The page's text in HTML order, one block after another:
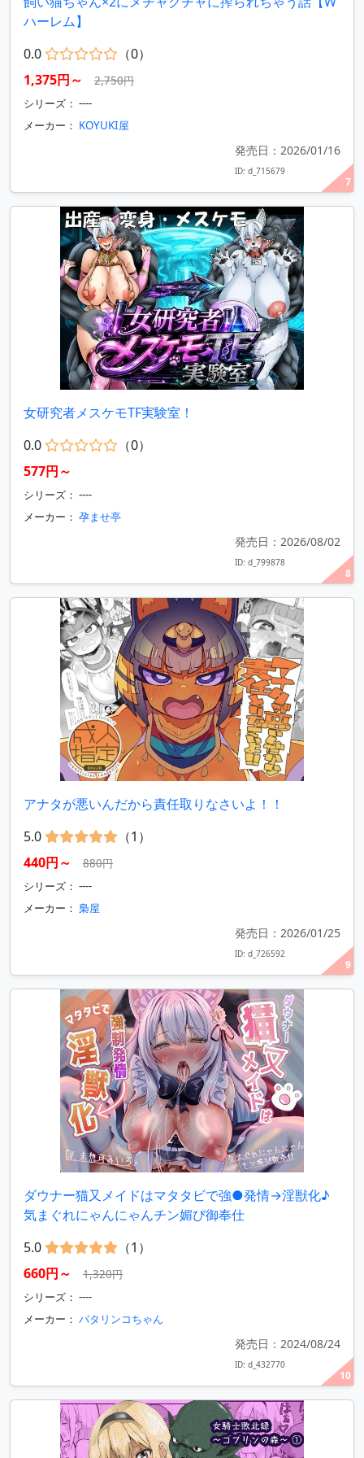
7
ハーレム】
0.0
（0）
1,375円～
2,750円
シリーズ： ----
メーカー： KOYUKI屋
発売日：2026/01/16
ID: d_715679
8
女研究者メスケモTF実験室！
0.0
（0）
577円～
シリーズ： ----
メーカー： 孕ませ亭
発売日：2026/08/02
ID: d_799878
9
アナタが悪いんだから責任取りなさいよ！！
5.0
（1）
440円～
880円
シリーズ： ----
メーカー： 梟屋
発売日：2026/01/25
ID: d_726592
10
ダウナー猫又メイドはマタタビで強●発情→淫獣化♪
気まぐれにゃんにゃんチン媚び御奉仕
5.0
（1）
660円～
1,320円
シリーズ： ----
メーカー： バタリンコちゃん
発売日：2024/08/24
ID: d_432770